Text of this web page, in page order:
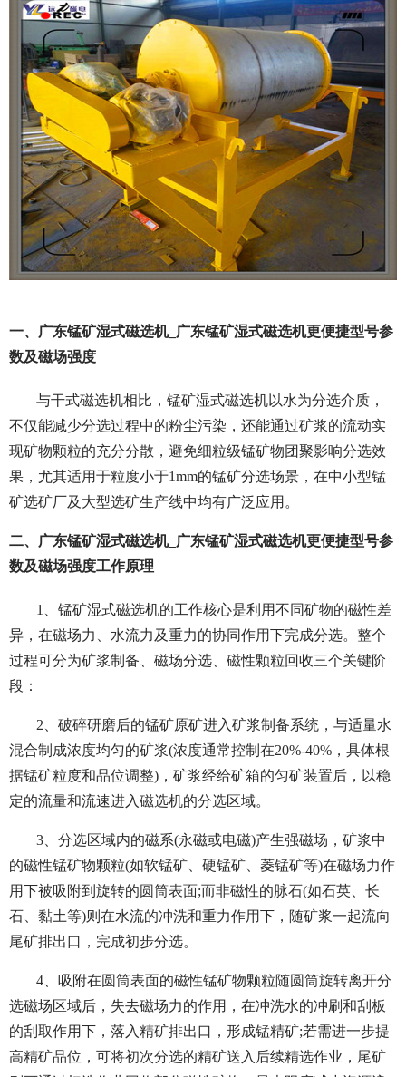
一、广东锰矿湿式磁选机_广东锰矿湿式磁选机更便捷型号参
数及磁场强度
与干式磁选机相比，锰矿湿式磁选机以水为分选介质，
不仅能减少分选过程中的粉尘污染，还能通过矿浆的流动实
现矿物颗粒的充分分散，避免细粒级锰矿物团聚影响分选效
果，尤其适用于粒度小于1mm的锰矿分选场景，在中小型锰
矿选矿厂及大型选矿生产线中均有广泛应用。
二、广东锰矿湿式磁选机_广东锰矿湿式磁选机更便捷型号参
数及磁场强度工作原理
1、锰矿湿式磁选机的工作核心是利用不同矿物的磁性差
异，在磁场力、水流力及重力的协同作用下完成分选。整个
过程可分为矿浆制备、磁场分选、磁性颗粒回收三个关键阶
段：
2、破碎研磨后的锰矿原矿进入矿浆制备系统，与适量水
混合制成浓度均匀的矿浆(浓度通常控制在20%-40%，具体根
据锰矿粒度和品位调整)，矿浆经给矿箱的匀矿装置后，以稳
定的流量和流速进入磁选机的分选区域。
3、分选区域内的磁系(永磁或电磁)产生强磁场，矿浆中
的磁性锰矿物颗粒(如软锰矿、硬锰矿、菱锰矿等)在磁场力作
用下被吸附到旋转的圆筒表面;而非磁性的脉石(如石英、长
石、黏土等)则在水流的冲洗和重力作用下，随矿浆一起流向
尾矿排出口，完成初步分选。
4、吸附在圆筒表面的磁性锰矿物颗粒随圆筒旋转离开分
选磁场区域后，失去磁场力的作用，在冲洗水的冲刷和刮板
的刮取作用下，落入精矿排出口，形成锰精矿;若需进一步提
高精矿品位，可将初次分选的精矿送入后续精选作业，尾矿